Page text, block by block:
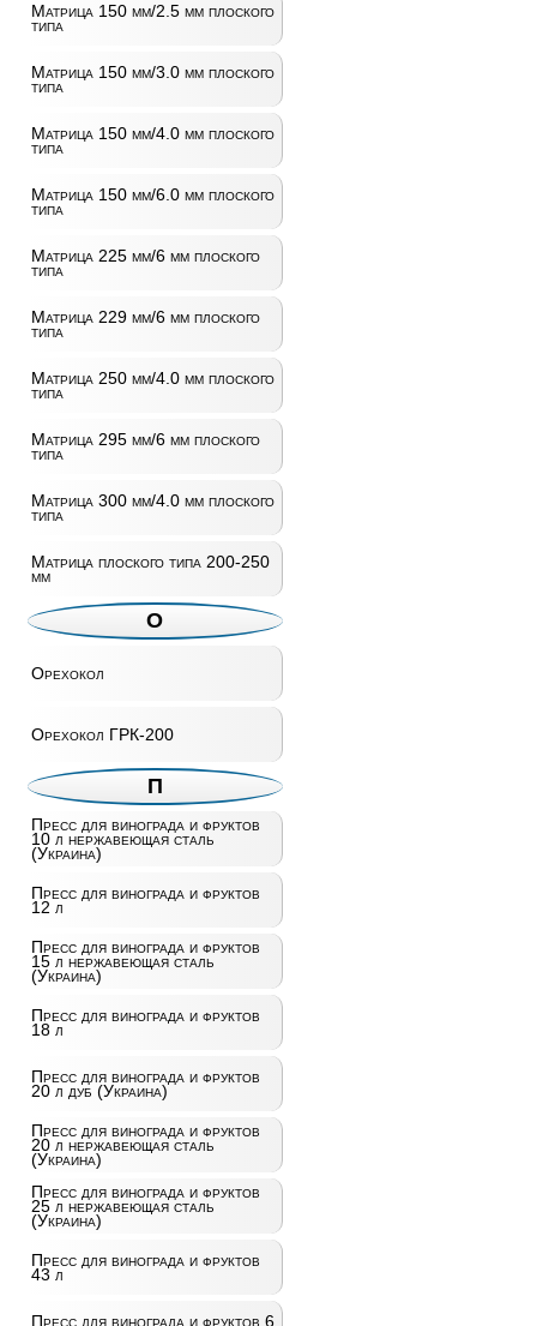
Матрица 150 мм/2.5 мм плоского
типа
Матрица 150 мм/3.0 мм плоского
типа
Матрица 150 мм/4.0 мм плоского
типа
Матрица 150 мм/6.0 мм плоского
типа
Матрица 225 мм/6 мм плоского
типа
Матрица 229 мм/6 мм плоского
типа
Матрица 250 мм/4.0 мм плоского
типа
Матрица 295 мм/6 мм плоского
типа
Матрица 300 мм/4.0 мм плоского
типа
Матрица плоского типа 200-250
мм
О
Орехокол
Орехокол ГРК-200
П
Пресс для винограда и фруктов
10 л нержавеющая сталь
(Украина)
Пресс для винограда и фруктов
12 л
Пресс для винограда и фруктов
15 л нержавеющая сталь
(Украина)
Пресс для винограда и фруктов
18 л
Пресс для винограда и фруктов
20 л дуб (Украина)
Пресс для винограда и фруктов
20 л нержавеющая сталь
(Украина)
Пресс для винограда и фруктов
25 л нержавеющая сталь
(Украина)
Пресс для винограда и фруктов
43 л
Пресс для винограда и фруктов 6